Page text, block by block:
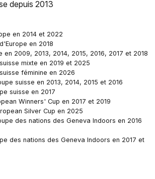
depuis 2013
en 2014 et 2022
en 2018
en 2009, 2013, 2014, 2015, 2016, 2017 et 2018
mixte en 2019 et 2025
féminine en 2026
suisse en 2013, 2014, 2015 et 2016
suisse en 2017
Winners' Cup en 2017 et 2019
Silver Cup en 2025
des nations des Geneva Indoors en 2016
des nations des Geneva Indoors en 2017 et